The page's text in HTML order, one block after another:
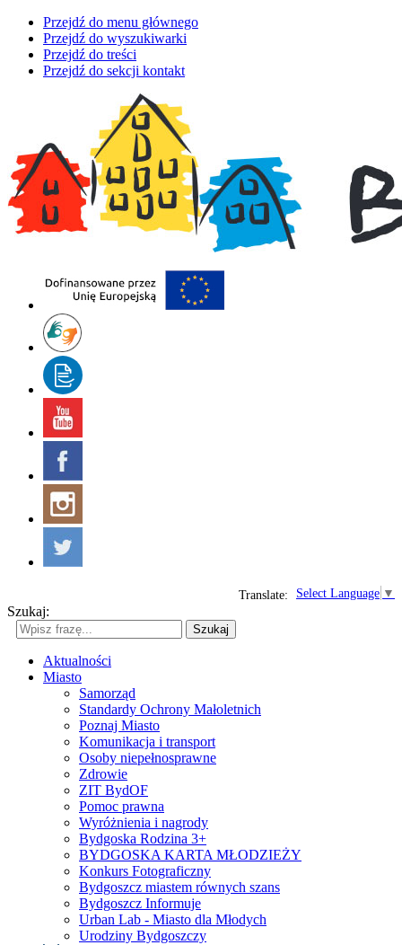
Przejdź do menu głównego
Przejdź do wyszukiwarki
Przejdź do treści
Przejdź do sekcji kontakt
Select Language ▼
Translate:
Szukaj:
Szukaj
Aktualności
Miasto
Samorząd
Standardy Ochrony Małoletnich
Poznaj Miasto
Komunikacja i transport
Osoby niepełnosprawne
Zdrowie
ZIT BydOF
Pomoc prawna
Wyróżnienia i nagrody
Bydgoska Rodzina 3+
BYDGOSKA KARTA MŁODZIEŻY
Konkurs Fotograficzny
Bydgoszcz miastem równych szans
Bydgoszcz Informuje
Urban Lab - Miasto dla Młodych
Urodziny Bydgoszczy